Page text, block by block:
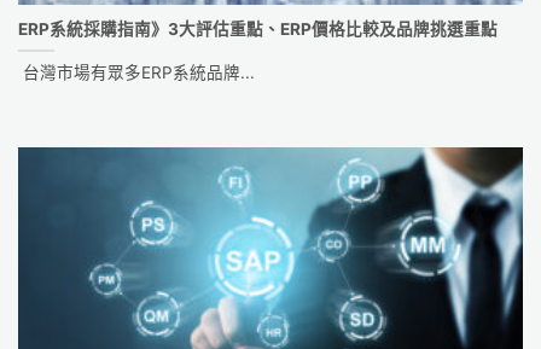
ERP系統採購指南》3大評估重點、ERP價格比較及品牌挑選重點
台灣市場有眾多ERP系統品牌...